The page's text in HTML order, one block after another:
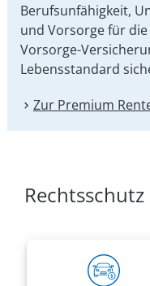
Berufsunfähigkeit,
und Vorsorge für
Vorsorge-
Lebensstandard
Zur Premium